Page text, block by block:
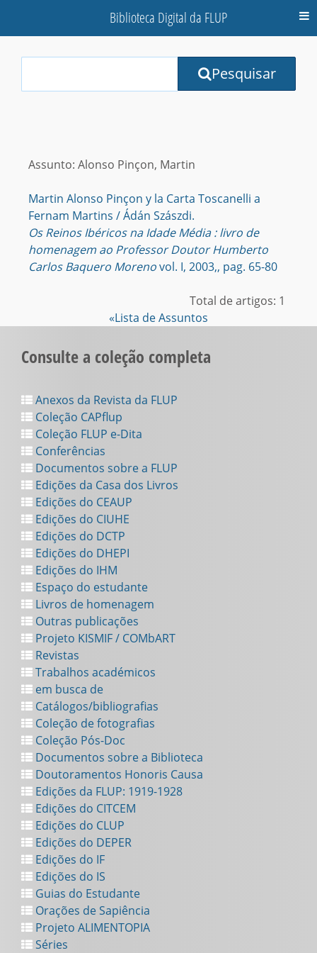
Biblioteca Digital da FLUP
Terms:
Pesquisar
Assunto: Alonso Pinçon, Martin
Martin Alonso Pinçon y la Carta Toscanelli a
Fernam Martins / Ádán Szászdi.
Os Reinos Ibéricos na Idade Média : livro de
homenagem ao Professor Doutor Humberto
Carlos Baquero Morenovol. I, 2003,, pag. 65-80
Total de artigos: 1
«Lista de Assuntos
Consulte a coleção completa
Anexos da Revista da FLUP
Coleção CAPflup
Coleção FLUP e-Dita
Conferências
Documentos sobre a FLUP
Edições da Casa dos Livros
Edições do CEAUP
Edições do CIUHE
Edições do DCTP
Edições do DHEPI
Edições do IHM
Espaço do estudante
Livros de homenagem
Outras publicações
Projeto KISMIF / COMbART
Revistas
Trabalhos académicos
em busca de
Catálogos/bibliografias
Coleção de fotografias
Coleção Pós-Doc
Documentos sobre a Biblioteca
Doutoramentos Honoris Causa
Edições da FLUP: 1919-1928
Edições do CITCEM
Edições do CLUP
Edições do DEPER
Edições do IF
Edições do IS
Guias do Estudante
Orações de Sapiência
Projeto ALIMENTOPIA
Séries